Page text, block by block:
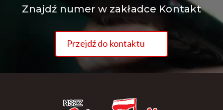
Znajdź numer w zakładce Kontakt
Przejdź do kontaktu